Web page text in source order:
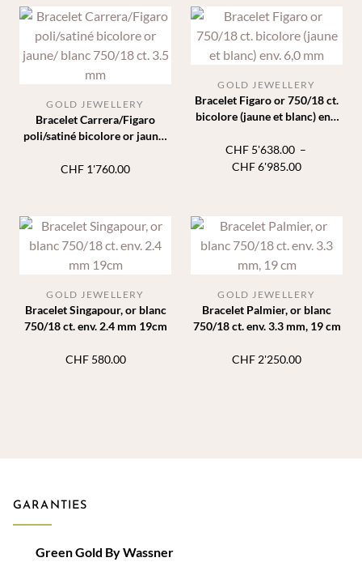
Bracelet Carrera/Figaro
poli/satiné bicolore or jaune/
GOLD JEWELLERY
CHF 1'760.00
Bracelet Figaro or 750/18 ct.
bicolore (jaune et blanc) env.
GOLD JEWELLERY
CHF5'638.00 –
CHF6'985.00Plage
à
CHF
Bracelet Singapour, or blanc
750/18 ct. env. 2.4 mm 19cm
GOLD JEWELLERY
CHF580.00
Bracelet Palmier, or blanc
750/18 ct. env. 3.3 mm, 19 cm
GOLD JEWELLERY
CHF 2'250.00
GARANTIES
Green Gold By Wassner